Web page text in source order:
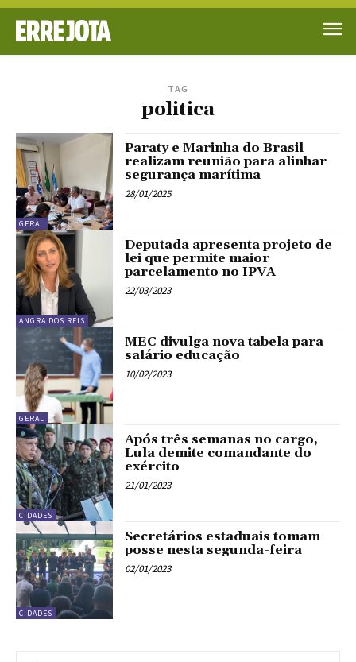
TAG
politica
GERAL
Paraty e Marinha do Brasil
realizam reunião para alinhar
segurança marítima
28/01/2025
ANGRA DOS REIS
Deputada apresenta projeto de
lei que permite maior
parcelamento no IPVA
22/03/2023
GERAL
MEC divulga nova tabela para
salário educação
10/02/2023
CIDADES
Após três semanas no cargo,
Lula demite comandante do
exército
21/01/2023
CIDADES
Secretários estaduais tomam
posse nesta segunda-feira
02/01/2023